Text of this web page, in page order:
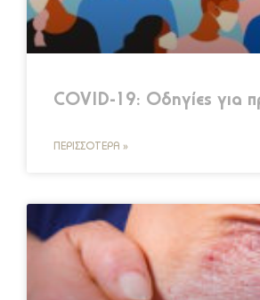
COVID-19: Οδηγίες για
ΠΕΡΙΣΣΌΤΕΡΑ »